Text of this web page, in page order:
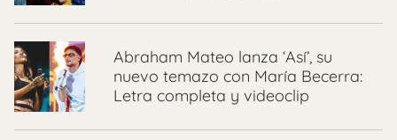
Abraham Mateo lanza ‘Así’, su
nuevo temazo con María Becerra:
Letra completa y videoclip